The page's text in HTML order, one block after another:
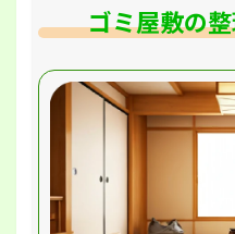
ゴミ屋敷の